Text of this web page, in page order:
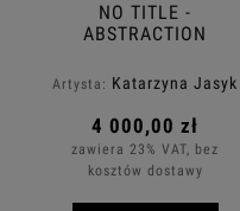
NO TITLE -
ABSTRACTION
Artysta: Katarzyna Jasyk
4 000,00 zł
zawiera 23% VAT, bez
kosztów dostawy